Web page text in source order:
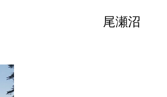
尾瀬沼